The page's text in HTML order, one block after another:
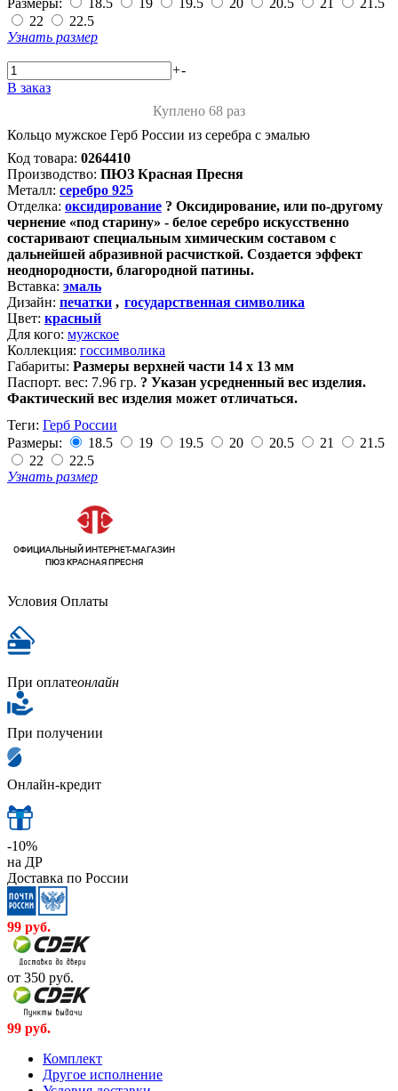
Размеры: 18.5 19 19.5 20 20.5 21
21.5
22
22.5
Узнать размер
+-
В заказ
Куплено 68 раз
Кольцо мужское Герб России из серебра с эмалью
Код товара: 0264410
Производство: ПЮЗ Красная Пресня
Металл: серебро 925
Отделка: оксидирование ? Оксидирование, или по-другому
чернение «под старину» - белое серебро искусственно
состаривают специальным химическим составом с
дальнейшей абразивной расчисткой. Создается эффект
неоднородности, благородной патины.
Вставка: эмаль
Дизайн: печатки , государственная символика
Цвет: красный
Для кого: мужское
Коллекция: госсимволика
Габариты: Размеры верхней части 14 х 13 мм
Паспорт. вес: 7.96 гр. ? Указан усредненный вес изделия.
Фактический вес изделия может отличаться.
Теги: Герб России
Размеры:
18.5 19 19.5 20 20.5 21
21.5
22
22.5
Узнать размер
Условия Оплаты
При оплатеонлайн
При получении
Онлайн-кредит
-10%
на ДР
Доставка по России
99 руб.
от 350 руб.
99 руб.
Комплект
Другое исполнение